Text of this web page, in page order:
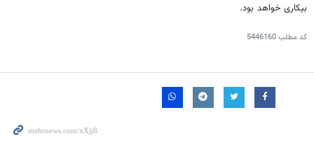
بیکاری خواهد بود.
کد مطلب5446160